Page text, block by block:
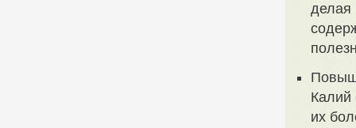
делая
Калий
их